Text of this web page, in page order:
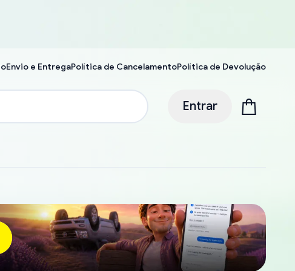
Envio e EntregaPolítica de CancelamentoPolítica de Devolução
Entrar